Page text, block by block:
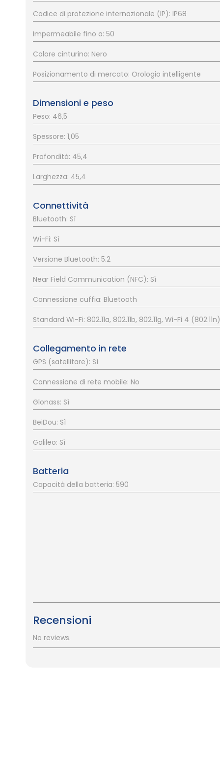
Codice di protezione internazionale (IP): IP68
Impermeabile fino a: 50
Colore cinturino: Nero
Posizionamento di mercato: Orologio intelligente
Dimensioni e peso
Peso: 46,5
Spessore: 1,05
Profondità: 45,4
Larghezza: 45,4
Connettività
Bluetooth: Sì
Wi-Fi: Sì
Versione Bluetooth: 5.2
Near Field Communication (NFC): Sì
Connessione cuffia: Bluetooth
Standard Wi-Fi: 802.11a, 802.11b, 802.11g, Wi-Fi 4 (802.11n)
Collegamento in rete
GPS (satellitare): Sì
Connessione di rete mobile: No
Glonass: Sì
BeiDou: Sì
Galileo: Sì
Batteria
Capacità della batteria: 590
Recensioni
No reviews.